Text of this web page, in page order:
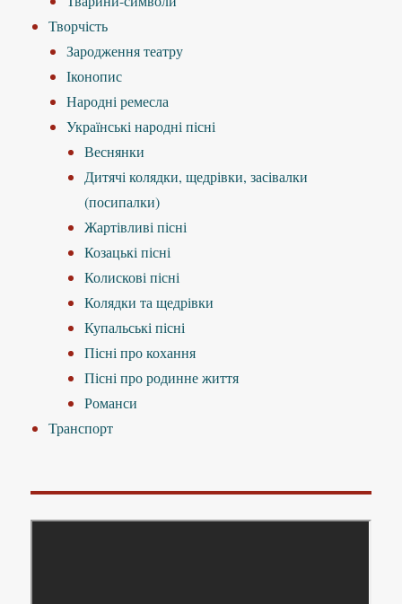
Творчість
Зародження театру
Іконопис
Народні ремесла
Українські народні пісні
Веснянки
Дитячі колядки, щедрівки, засівалки
(посипалки)
Жартівливі пісні
Козацькі пісні
Колискові пісні
Колядки та щедрівки
Купальські пісні
Пісні про кохання
Пісні про родинне життя
Романси
Транспорт